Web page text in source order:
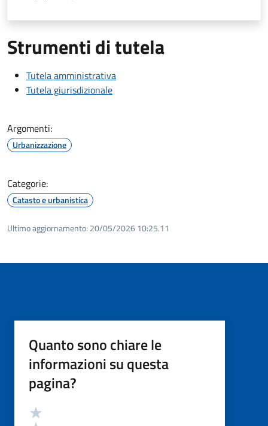
Strumenti di tutela
Tutela amministrativa
Tutela giurisdizionale
Argomenti:
Urbanizzazione
Categorie:
Catasto e urbanistica
Ultimo aggiornamento: 20/05/2026 10:25.11
Quanto sono chiare le
informazioni su questa
pagina?
Valutazione